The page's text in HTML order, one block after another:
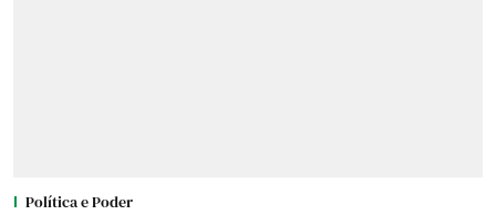
Política e Poder